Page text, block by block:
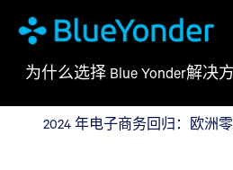
2024 年电子商务回归：欧洲零售
为什么选择 Blue Yonder解决
2024 年电子商务回归：欧洲